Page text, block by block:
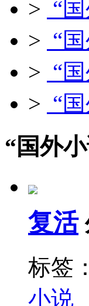
> “
> “
> “
> “
“国外
复活
标签
小说